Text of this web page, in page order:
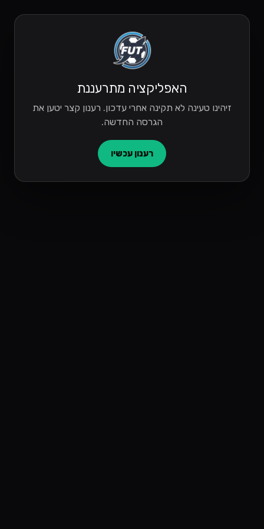
האפליקציה מתרעננת
זיהינו טעינה לא תקינה אחרי עדכון. רענון קצר יטען את
הגרסה החדשה.
רענון עכשיו